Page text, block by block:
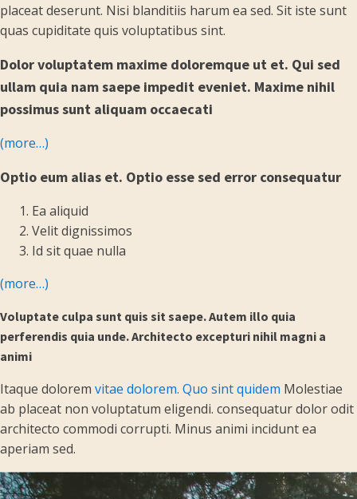
placeat deserunt. Nisi blanditiis harum ea sed. Sit iste sunt
quas cupiditate quis voluptatibus sint.
Dolor voluptatem maxime doloremque ut et. Qui sed
ullam quia nam saepe impedit eveniet. Maxime nihil
possimus sunt aliquam occaecati
(more…)
Optio eum alias et. Optio esse sed error consequatur
Ea aliquid
Velit dignissimos
Id sit quae nulla
(more…)
Voluptate culpa sunt quis sit saepe. Autem illo quia
perferendis quia unde. Architecto excepturi nihil magni a
animi
Itaque dolorem vitae dolorem. Quo sint quidem Molestiae
ab placeat non voluptatum eligendi. consequatur dolor odit
architecto commodi corrupti. Minus animi incidunt ea
aperiam sed.